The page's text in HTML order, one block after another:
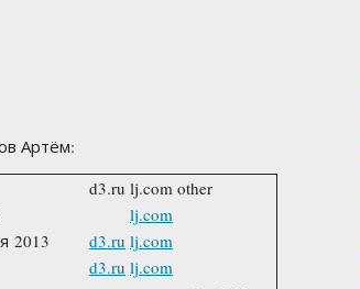
Артём:
d3.ru lj.com other
lj.com
2013
d3.ru lj.com
d3.ru lj.com